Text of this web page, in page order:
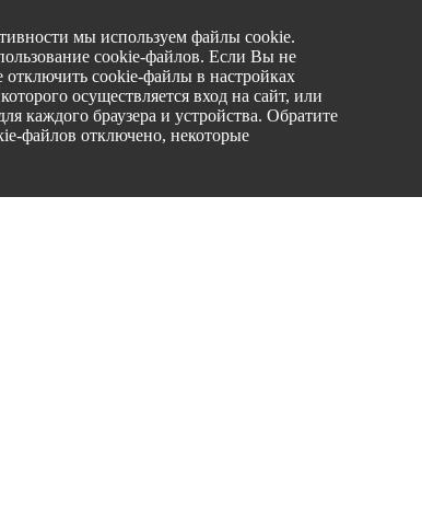
мы используем файлы cookie.
cookie-файлов. Если Вы не
cookie-файлы в настройках
осуществляется вход на сайт, или
каждого браузера и устройства. Обратите
файлов отключено, некоторые